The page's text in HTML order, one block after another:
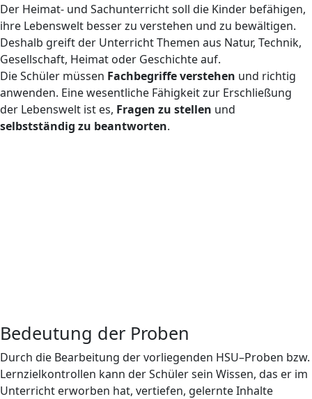
Der Heimat- und Sachunterricht soll die Kinder befähigen,
ihre Lebenswelt besser zu verstehen und zu bewältigen.
Deshalb greift der Unterricht Themen aus Natur, Technik,
Gesellschaft, Heimat oder Geschichte auf.
Die Schüler müssen Fachbegriffe verstehen und richtig
anwenden. Eine wesentliche Fähigkeit zur Erschließung
der Lebenswelt ist es, Fragen zu stellen und
selbstständig zu beantworten.
Bedeutung der Proben
Durch die Bearbeitung der vorliegenden HSU–Proben bzw.
Lernzielkontrollen kann der Schüler sein Wissen, das er im
Unterricht erworben hat, vertiefen, gelernte Inhalte